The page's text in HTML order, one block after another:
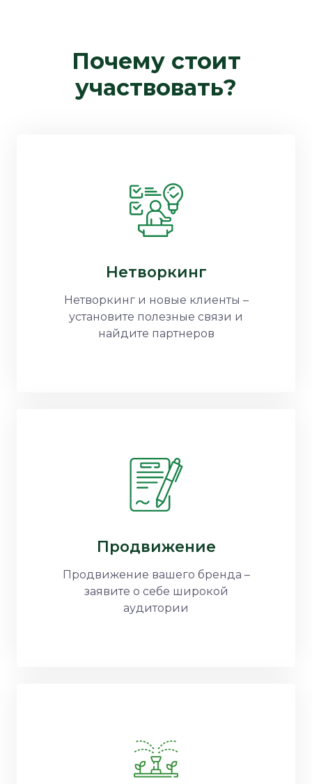
Почему стоит
участвовать?
Нетворкинг
Нетворкинг и новые клиенты –
установите полезные связи и
найдите партнеров
Продвижение
Продвижение вашего бренда –
заявите о себе широкой
аудитории